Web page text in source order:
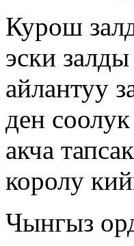
Курош
эски
айлантуу
ден
акча
королу
Чынгыз